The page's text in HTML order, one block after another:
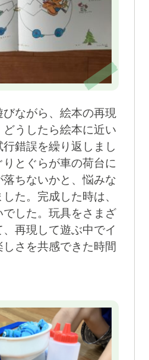
ながら、絵本の再現
うしたら絵本に近い
錯誤を繰り返しまし
とぐらが車の荷台に
ちないかと、悩みな
た。完成した時は、
した。玩具をさまざ
再現して遊ぶ中でイ
さを共感できた時間